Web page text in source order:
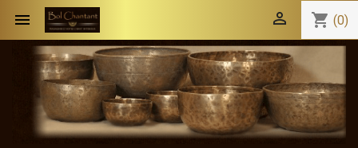
 shopping_cart (0)
